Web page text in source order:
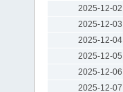
2025-12-02
2025-12-03
2025-12-04
2025-12-05
2025-12-06
2025-12-07